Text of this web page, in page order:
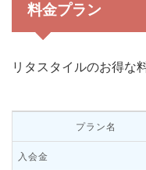
料金プラン
リタスタイルのお得な
プラン名
入会金